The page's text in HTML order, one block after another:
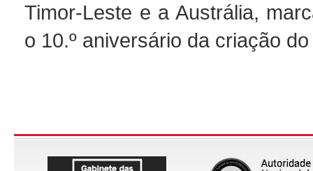
Timor-Leste e a Austrália,
o 10.º aniversário da criação